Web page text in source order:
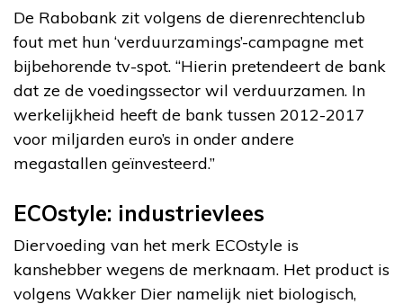
De Rabobank zit volgens de dierenrechtenclub
fout met hun ‘verduurzamings’-campagne met
bijbehorende tv-spot. “Hierin pretendeert de bank
dat ze de voedingssector wil verduurzamen. In
werkelijkheid heeft de bank tussen 2012-2017
voor miljarden euro’s in onder andere
megastallen geïnvesteerd.”
ECOstyle: industrievlees
Diervoeding van het merk ECOstyle is
kanshebber wegens de merknaam. Het product is
volgens Wakker Dier namelijk niet biologisch,